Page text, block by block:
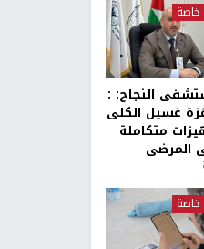
خاصة
النجاح: :
غسيل الكلى
متكاملة
المرضى
خاصة